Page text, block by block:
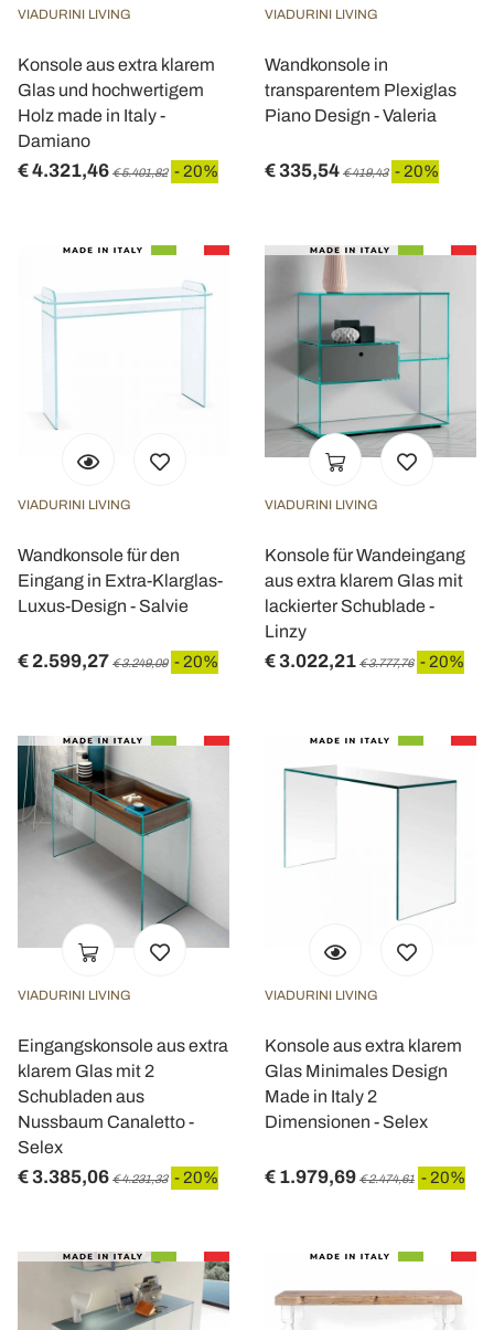
VIADURINI LIVING
Konsole aus extra klarem
Glas und hochwertigem
Holz made in Italy -
Damiano
€ 4.321,46 € 5.401,82 - 20%
VIADURINI LIVING
Wandkonsole in
transparentem Plexiglas
Piano Design - Valeria
€ 335,54 € 419,43 - 20%
VIADURINI LIVING
Wandkonsole für den
Eingang in Extra-Klarglas-
Luxus-Design - Salvie
€ 2.599,27 € 3.249,09 - 20%
VIADURINI LIVING
Konsole für Wandeingang
aus extra klarem Glas mit
lackierter Schublade -
Linzy
€ 3.022,21 € 3.777,76 - 20%
VIADURINI LIVING
Eingangskonsole aus extra
klarem Glas mit 2
Schubladen aus
Nussbaum Canaletto -
Selex
€ 3.385,06 € 4.231,33 - 20%
VIADURINI LIVING
Konsole aus extra klarem
Glas Minimales Design
Made in Italy 2
Dimensionen - Selex
€ 1.979,69 € 2.474,61 - 20%